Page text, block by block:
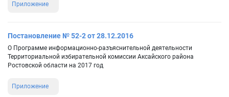
Приложение
Постановление № 52-2 от 28.12.2016
О Программе информационно-разъяснительной деятельности
Территориальной избирательной комиссии Аксайского района
Ростовской области на 2017 год
Приложение